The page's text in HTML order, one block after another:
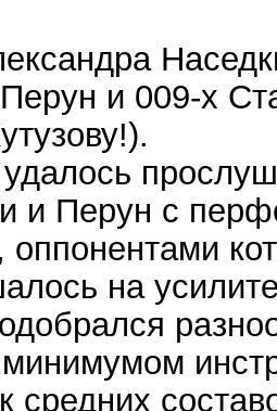
и 009-х
и Перун с
на
средних